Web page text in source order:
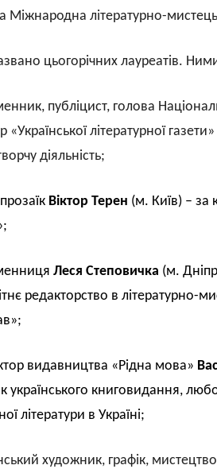
Міжнародна літературно-
цьогорічних лауреатів.
публіцист, голова
«Української літературної газети»
діяльність;
Віктор Терен (м. Київ) – за
;
Леся Степовичка (м.
редакторство в літературно-
видавництва «Рідна мова»
українського книговидання,
літератури в Україні;
художник, графік,